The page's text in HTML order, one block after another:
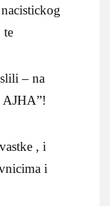
te
– na
AJHA”!
, i
i